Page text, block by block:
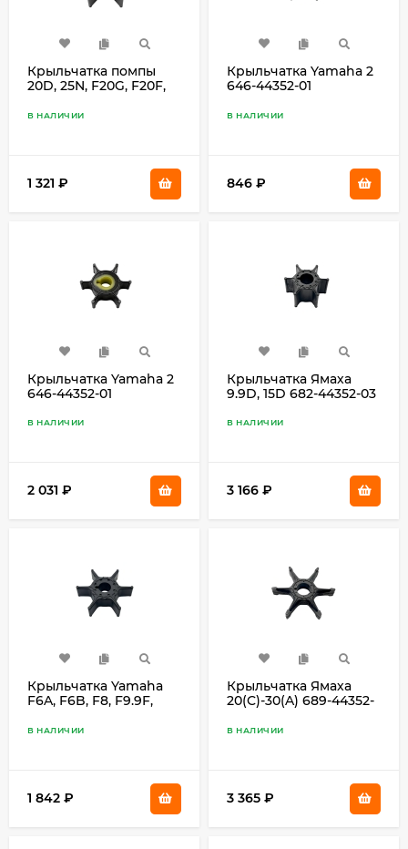
Крыльчатка помпы
20D, 25N, F20G, F20F,
В НАЛИЧИИ
1 321 ₽
Крыльчатка Yamaha 2
646-44352-01
В НАЛИЧИИ
846 ₽
Крыльчатка Yamaha 2
646-44352-01
В НАЛИЧИИ
2 031 ₽
Крыльчатка Ямаха
9.9D, 15D 682-44352-03
В НАЛИЧИИ
3 166 ₽
Крыльчатка Yamaha
F6A, F6B, F8, F9.9F,
В НАЛИЧИИ
1 842 ₽
Крыльчатка Ямаха
20(C)-30(A) 689-44352-
В НАЛИЧИИ
3 365 ₽